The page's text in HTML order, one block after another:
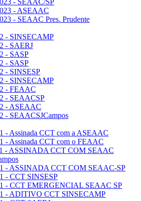
- SEAAC/SP
- ASEAAC
- SEAAC Pres. Prudente
- SINSECAMP
- SAERJ
- SASP
- SASP
- SINSESP
- SINSECAMP
- FEAAC
- SEAACSP
- ASEAAC
- SEAACSJCampos
- Assinada CCT com a ASEAAC
- Assinada CCT com o FEAAC
- ASSINADA CCT COM SEAAC
- ASSINADA CCT COM SEAAC-SP
- CCT SINSESP
- CCT EMERGENCIAL SEAAC SP
- ADITIVO CCT SINSECAMP